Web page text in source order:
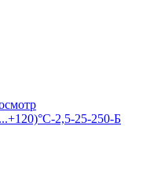
2,5-25-250-Б